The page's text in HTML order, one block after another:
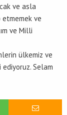
ve asla
etmemek ve
ve Milli
ülkemiz ve
ediyoruz. Selam